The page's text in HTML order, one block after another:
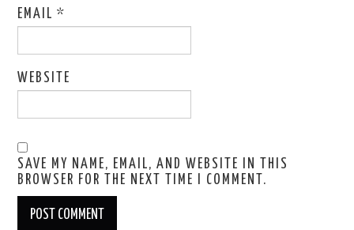
EMAIL*
WEBSITE
SAVE MY NAME, EMAIL, AND WEBSITE IN THIS
BROWSER FOR THE NEXT TIME I COMMENT.